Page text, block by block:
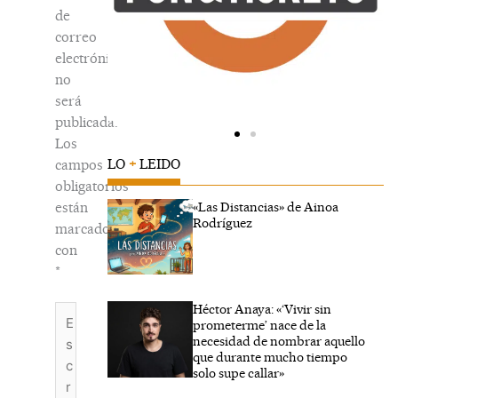
de
correo
electrónico
no
será
publicada.
Los
campos
obligatorios
están
marcados
con
*
aquí...
LO +LEIDO
«Las Distancias» de Ainoa
Rodríguez
Héctor Anaya: «‘Vivir sin
prometerme’ nace de la
necesidad de nombrar aquello
que durante mucho tiempo
solo supe callar»